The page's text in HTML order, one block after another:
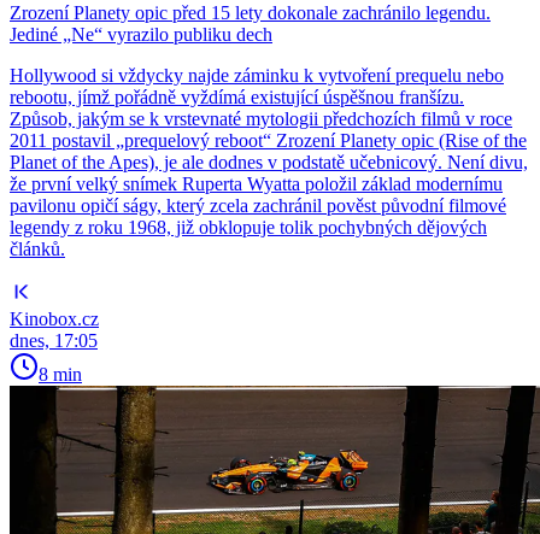
Zrození Planety opic před 15 lety dokonale zachránilo legendu.
Jediné „Ne“ vyrazilo publiku dech
Hollywood si vždycky najde záminku k vytvoření prequelu nebo
rebootu, jímž pořádně vyždímá existující úspěšnou franšízu.
Způsob, jakým se k vrstevnaté mytologii předchozích filmů v roce
2011 postavil „prequelový reboot“ Zrození Planety opic (Rise of the
Planet of the Apes), je ale dodnes v podstatě učebnicový. Není divu,
že první velký snímek Ruperta Wyatta položil základ modernímu
pavilonu opičí ságy, který zcela zachránil pověst původní filmové
legendy z roku 1968, již obklopuje tolik pochybných dějových
článků.
Kinobox.cz
dnes, 17:05
8 min